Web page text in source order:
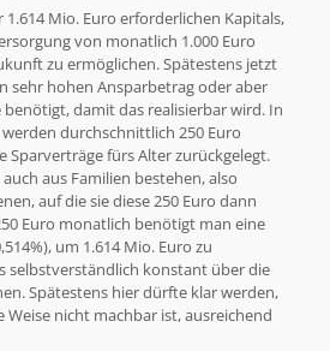
Mio. Euro erforderlichen Kapitals,
von monatlich 1.000 Euro
zu ermöglichen. Spätestens jetzt
sehr hohen Ansparbetrag oder aber
damit das realisierbar wird. In
durchschnittlich 250 Euro
Sparverträge fürs Alter zurückgelegt.
aus Familien bestehen, also
auf die sie diese 250 Euro dann
Euro monatlich benötigt man eine
um 1.614 Mio. Euro zu
selbstverständlich konstant über die
Spätestens hier dürfte klar werden,
Weise nicht machbar ist, ausreichend